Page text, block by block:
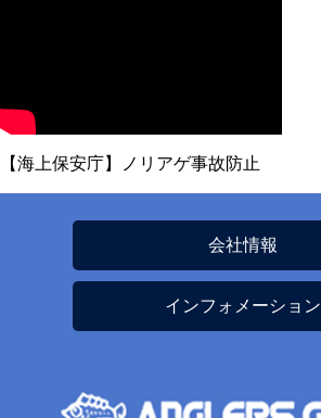
【海上保安庁】ノリアゲ事故防止
会社情報
インフォメーション